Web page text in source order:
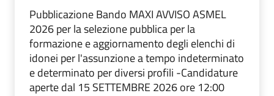
Pubblicazione Bando MAXI AVVISO ASMEL
2026 per la selezione pubblica per la
formazione e aggiornamento degli elenchi di
idonei per l'assunzione a tempo indeterminato
e determinato per diversi profili -Candidature
aperte dal 15 SETTEMBRE 2026 ore 12:00